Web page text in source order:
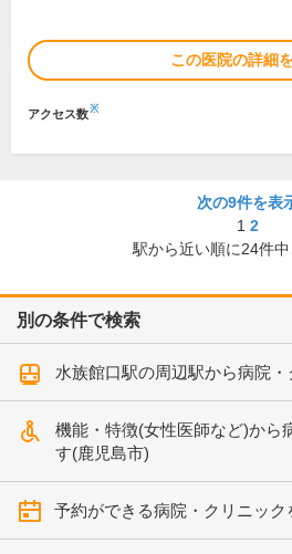
この医院の詳細
アクセス数※
次の9件を表
1 2
駅から近い順に24件中
別の条件で検索
水族館口駅の周辺駅から病院
機能・特徴(女性医師など)から
す(鹿児島市)
予約ができる病院・クリニッ